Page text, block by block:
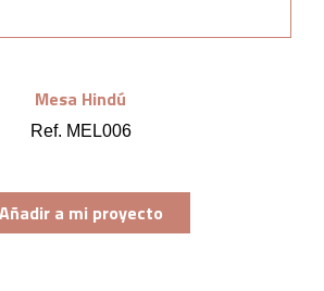
Mesa Hindú
Ref. MEL006
Añadir a mi proyecto